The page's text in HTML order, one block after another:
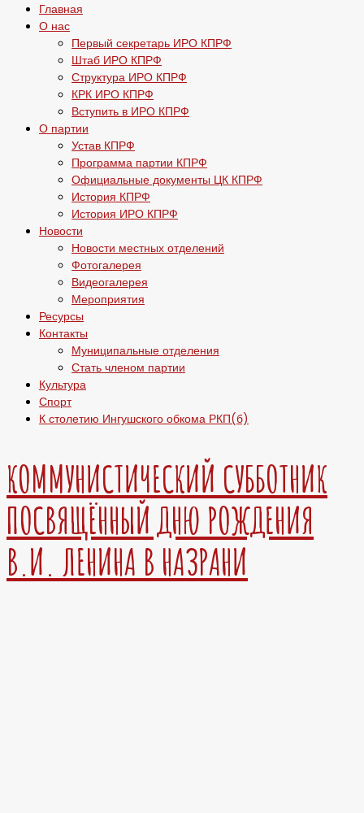
Главная
О нас
Первый секретарь ИРО КПРФ
Штаб ИРО КПРФ
Структура ИРО КПРФ
КРК ИРО КПРФ
Вступить в ИРО КПРФ
О партии
Устав КПРФ
Программа партии КПРФ
Официальные документы ЦК КПРФ
История КПРФ
История ИРО КПРФ
Новости
Новости местных отделений
Фотогалерея
Видеогалерея
Мероприятия
Ресурсы
Контакты
Муниципальные отделения
Стать членом партии
Культура
Спорт
К столетию Ингушского обкома РКП(б)
КОММУНИСТИЧЕСКИЙ СУББОТНИК
ПОСВЯЩЁННЫЙ ДНЮ РОЖДЕНИЯ
В.И. ЛЕНИНА В НАЗРАНИ